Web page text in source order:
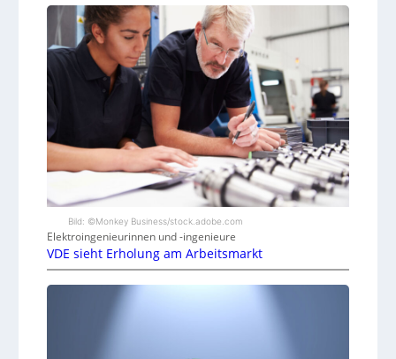
Bild: ©Monkey Business/stock.adobe.com
Elektroingenieurinnen und -ingenieure
VDE sieht Erholung am Arbeitsmarkt